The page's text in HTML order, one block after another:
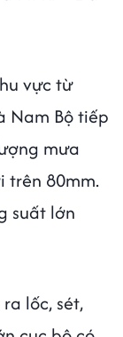
vực từ
Nam Bộ tiếp
mưa
trên 80mm.
suất lớn
lốc, sét,